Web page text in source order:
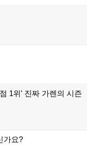
1위' 진짜 가렌의 시즌
가요?